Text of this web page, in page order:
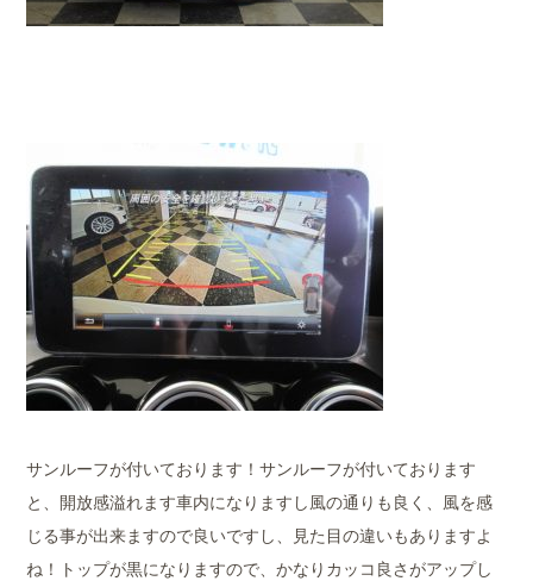
サンルーフが付いております！サンルーフが付いております
と、開放感溢れます車内になりますし風の通りも良く、風を感
じる事が出来ますので良いですし、見た目の違いもありますよ
ね！トップが黒になりますので、かなりカッコ良さがアップし